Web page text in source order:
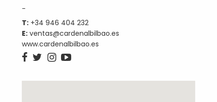
-
T: +34 946 404 232
E: ventas@cardenalbilbao.es
www.cardenalbilbao.es
   